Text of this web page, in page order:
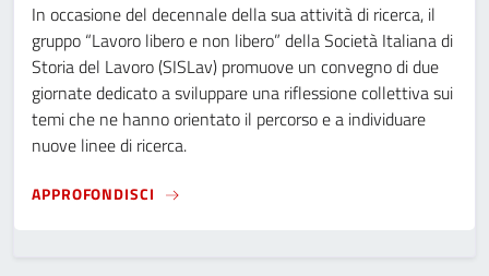
In occasione del decennale della sua attività di ricerca, il
gruppo “Lavoro libero e non libero” della Società Italiana di
Storia del Lavoro (SISLav) promuove un convegno di due
giornate dedicato a sviluppare una riflessione collettiva sui
temi che ne hanno orientato il percorso e a individuare
nuove linee di ricerca.
APPROFONDISCI CFP COERCIZIONE NEL LAVORO